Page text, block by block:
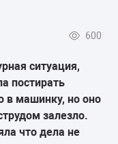
600
ситуация,
постирать
в машинку, но оно
залезло.
что дела не